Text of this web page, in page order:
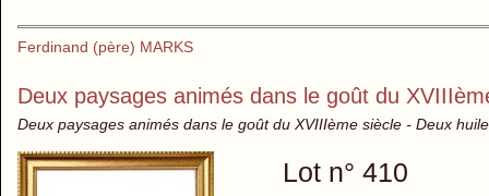
Ferdinand (père) MARKS
Deux paysages animés dans le goût du
Deux paysages animés dans le goût du XVIIIème siècle - Deux
Lot n° 410